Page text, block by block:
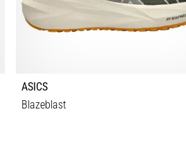
ASICS
Blazeblast